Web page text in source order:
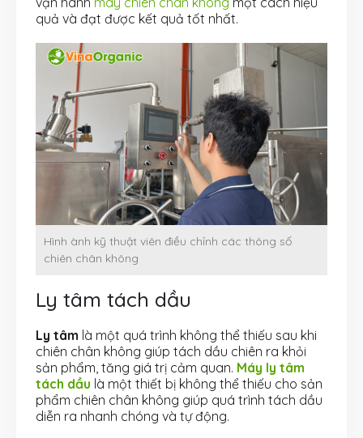
quả và đạt được kết quả tốt nhất.
Hình ành kỹ thuật viên điều chỉnh các thông số
chiên chân không
Ly tâm tách dầu
Ly tâm là một quá trình không thể thiếu sau khi
chiên chân không giúp tách dầu chiên ra khỏi
sản phẩm, tăng giá trị cảm quan. Máy ly tâm
tách dầu là một thiết bị không thể thiếu cho sản
phẩm chiên chân không giúp quá trình tách dầu
diễn ra nhanh chóng và tự động.